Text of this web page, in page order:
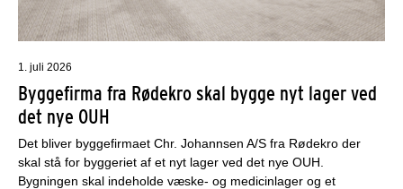
1. juli 2026
Byggefirma fra Rødekro skal bygge nyt lager ved
det nye OUH
Det bliver byggefirmaet Chr. Johannsen A/S fra Rødekro der
skal stå for byggeriet af et nyt lager ved det nye OUH.
Bygningen skal indeholde væske- og medicinlager og et